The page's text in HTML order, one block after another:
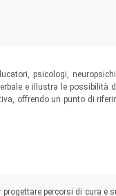
psicologi,
e illustra le possibilità
offrendo un punto di
alternativa tra pensiero e
percorsi di cura e